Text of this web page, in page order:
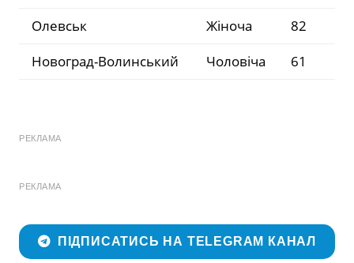
Олевськ
Жіноча
82
Новоград-Волинський
Чоловіча 61
РЕКЛАМА
РЕКЛАМА
ПІДПИСАТИСЬ НА TELEGRAM КАНАЛ